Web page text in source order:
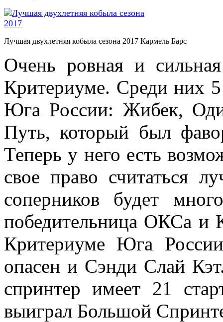
Лучшая двухлетняя кобыла сезона 2017 Кармель Барс
Очень ровная и
Критериуме. Среди них
Юга России: Жибек,
Путь, который был
Теперь у него есть
свое право считаться
соперников будет
победительница ОКСа и
Критериуме Юга
опасен и Сэнди Слай
спринтер имеет 21
выиграл Большой